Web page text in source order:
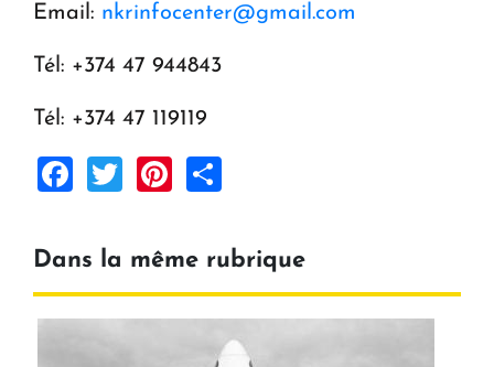
Email: nkrinfocenter@gmail.com
Tél: +374 47 944843
Tél: +374 47 119119
Facebook
TwitterPinterest
Dans la même rubrique